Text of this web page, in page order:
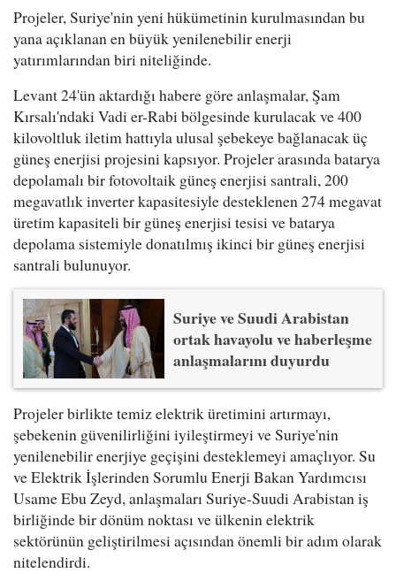
Projeler, Suriye'nin yeni hükümetinin kurulmasından bu
yana açıklanan en büyük yenilenebilir enerji
yatırımlarından biri niteliğinde.
Levant 24'ün aktardığı habere göre anlaşmalar, Şam
Kırsalı'ndaki Vadi er-Rabi bölgesinde kurulacak ve 400
kilovoltluk iletim hattıyla ulusal şebekeye bağlanacak üç
güneş enerjisi projesini kapsıyor. Projeler arasında batarya
depolamalı bir fotovoltaik güneş enerjisi santrali, 200
megavatlık inverter kapasitesiyle desteklenen 274 megavat
üretim kapasiteli bir güneş enerjisi tesisi ve batarya
depolama sistemiyle donatılmış ikinci bir güneş enerjisi
santrali bulunuyor.
Suriye ve Suudi Arabistan
ortak havayolu ve haberleşme
anlaşmalarını duyurdu
Projeler birlikte temiz elektrik üretimini artırmayı,
şebekenin güvenilirliğini iyileştirmeyi ve Suriye'nin
yenilenebilir enerjiye geçişini desteklemeyi amaçlıyor. Su
ve Elektrik İşlerinden Sorumlu Enerji Bakan Yardımcısı
Usame Ebu Zeyd, anlaşmaları Suriye-Suudi Arabistan iş
birliğinde bir dönüm noktası ve ülkenin elektrik
sektörünün geliştirilmesi açısından önemli bir adım olarak
nitelendirdi.